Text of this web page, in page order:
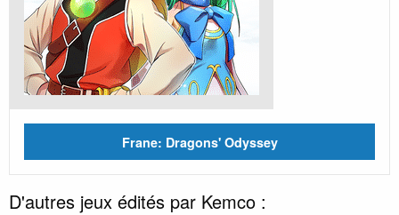
Frane: Dragons' Odyssey
D'autres jeux édités par Kemco :